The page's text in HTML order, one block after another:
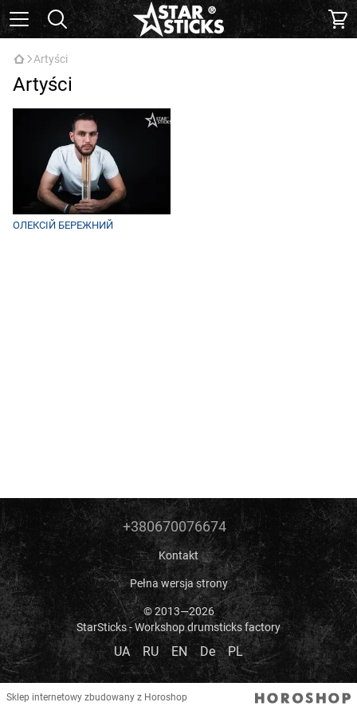
Artyści
Artyści
ОЛЕКСІЙ БЕРЕЖНИЙ
+380670076674
Kontakt
Pełna wersja strony
© 2013—2026
StarSticks - Workshop drumsticks factory
UA RU EN De PL
Sklep internetowy zbudowany z Horoshop